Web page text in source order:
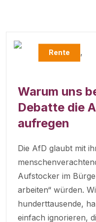
Rente ,
Warum uns
Debatte die
aufregen
Die AfD glaubt mit
Aufstocker im
arbeiten“ würden.
hunderttausende,
einfach ignorieren,